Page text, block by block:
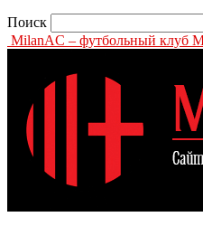
Поиск
MilanAC – футбольный клуб